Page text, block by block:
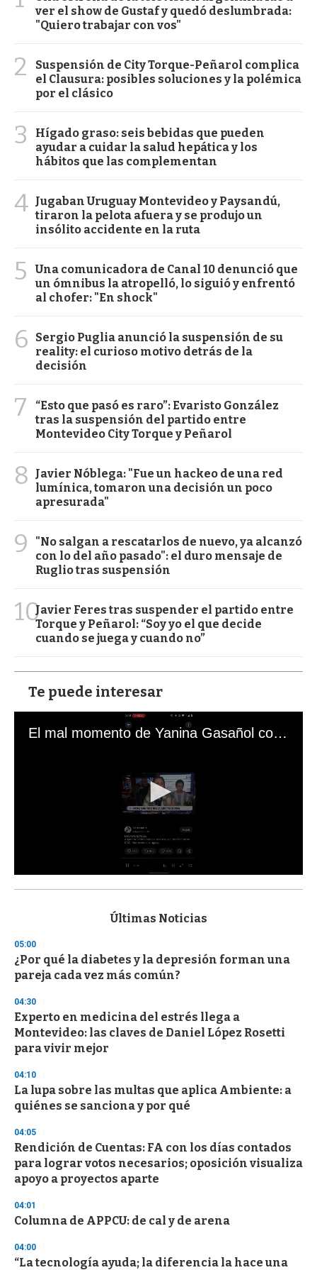
ver el show de Gustaf y quedó deslumbrada:
"Quiero trabajar con vos"
2
Suspensión de City Torque-Peñarol complica
el Clausura: posibles soluciones y la polémica
por el clásico
3
Hígado graso: seis bebidas que pueden
ayudar a cuidar la salud hepática y los
hábitos que las complementan
4 Jugaban Uruguay Montevideo y Paysandú,
tiraron la pelota afuera y se produjo un
insólito accidente en la ruta
5
Una comunicadora de Canal 10 denunció que
un ómnibus la atropelló, lo siguió y enfrentó
al chofer: "En shock"
6
Sergio Puglia anunció la suspensión de su
reality: el curioso motivo detrás de la
decisión
7
“Esto que pasó es raro”: Evaristo González
tras la suspensión del partido entre
Montevideo City Torque y Peñarol
8
Javier Nóblega: "Fue un hackeo de una red
lumínica, tomaron una decisión un poco
apresurada"
9
"No salgan a rescatarlos de nuevo, ya alcanzó
con lo del año pasado": el duro mensaje de
Ruglio tras suspensión
10Javier Feres tras suspender el partido entre
Torque y Peñarol: “Soy yo el que decide
cuando se juega y cuando no”
Te puede interesar
El mal momento de Yanina Gasañol con un hincha argentino en "Subrayado"
s
d
s
o
f
3
s
e
c
o
d
s
Últimas Noticias
05:00
¿Por qué la diabetes y la depresión forman una
pareja cada vez más común?
04:30
Experto en medicina del estrés llega a
Montevideo: las claves de Daniel López Rosetti
para vivir mejor
04:10
La lupa sobre las multas que aplica Ambiente: a
quiénes se sanciona y por qué
04:05
Rendición de Cuentas: FA con los días contados
para lograr votos necesarios; oposición visualiza
apoyo a proyectos aparte
04:01
Columna de APPCU: de cal y de arena
04:00
“La tecnología ayuda; la diferencia la hace una